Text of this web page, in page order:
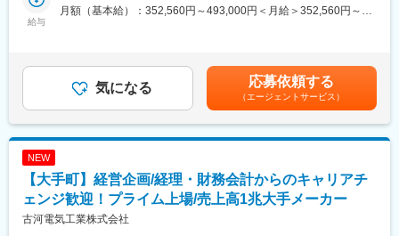
・2020年に新工場を立ち上げ、日本向け仕様の製品開発機能を強
・現在、日本国内では政府主導での国家安全保障の抜本的な強化
が行われており、全体として防衛力整備における計画が2倍程度の
大幅な拡充を進めている状況となっております。
ニーズが高まり、現状として、昨対比にて2倍以上の案件を受注し
継続性が見込まれます。
変更の範囲：会社の定める業務
超えた業務もお任せします。
・月次・四半期・年次決算業務（財務三表作成等）
・決算短信や有価証券報告書などの開示資料作成
・監査法人や金融機関対応
■配属先について：部門長1名、課長1名、課員4名（うち再雇用1
名）各部門の連携がよくとれて、社員同士のコミュニケーション
も活発であり、風通しの良い職場環境です。
また資格取得助成等の社員の自己啓発に関する支援も充実してい
給与
月額（基本給）：352,560円～493,000円＜月給＞352,560円～
を通じて上下する可能性があります。月給(月額)は固定手当を含め
た表記です。気になる 応募依頼する
（エージェントサービス）
NEW
【大手町】経営企画/経理・財務会計からのキャリアチ
ェンジ歓迎！プライム上場/売上高1兆大手メーカー
古河電気工業株式会社